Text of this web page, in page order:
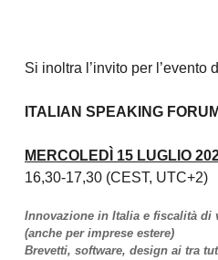
Si inoltra l’invito per l’evento
ITALIAN SPEAKING
MERCOLEDÌ 15 LUGLIO
16,30-17,30 (CEST, UTC+2)
Innovazione in Italia e fiscalità di
(anche per imprese estere)
Brevetti, software, design ai tra